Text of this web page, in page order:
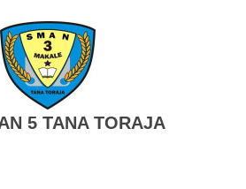
5 TANA TORAJA